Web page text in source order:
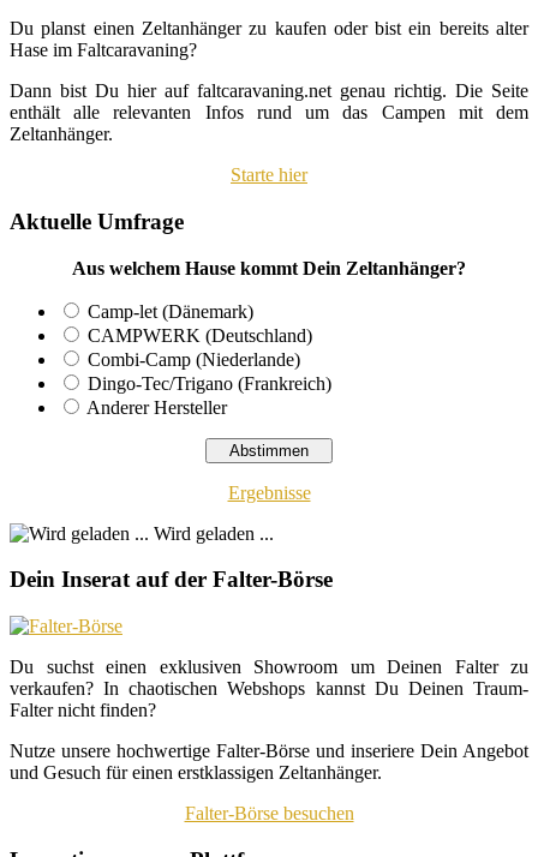
Du planst einen Zeltanhänger zu kaufen oder bist ein bereits alter
Hase im Faltcaravaning?
Dann bist Du hier auf faltcaravaning.net genau richtig. Die Seite
enthält alle relevanten Infos rund um das Campen mit dem
Zeltanhänger.
Starte hier
Aktuelle Umfrage
Aus welchem Hause kommt Dein Zeltanhänger?
Camp-let (Dänemark)
CAMPWERK (Deutschland)
Combi-Camp (Niederlande)
Dingo-Tec/Trigano (Frankreich)
Anderer Hersteller
Ergebnisse
Wird geladen ...
Dein Inserat auf der Falter-Börse
Du suchst einen exklusiven Showroom um Deinen Falter zu
verkaufen? In chaotischen Webshops kannst Du Deinen Traum-
Falter nicht finden?
Nutze unsere hochwertige Falter-Börse und inseriere Dein Angebot
und Gesuch für einen erstklassigen Zeltanhänger.
Falter-Börse besuchen